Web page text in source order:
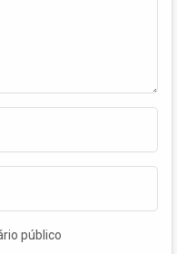
público